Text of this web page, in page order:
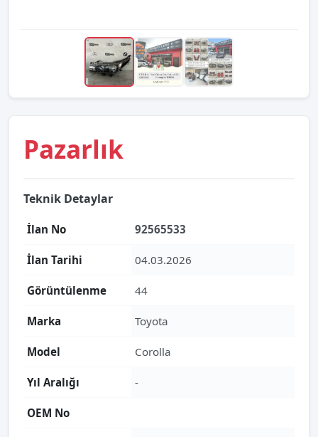
Pazarlık
Teknik Detaylar
İlan No 92565533
İlan Tarihi 04.03.2026
Görüntülenme 44
Marka Toyota
Model Corolla
Yıl Aralığı -
OEM No